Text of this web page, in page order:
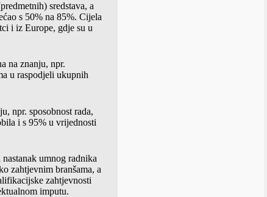
sredstava, a
s 50% na 85%. Cijela
i iz Europe, gdje su u
na znanju, npr.
u raspodjeli ukupnih
npr. sposobnost rada,
i s 95% u vrijednosti
umnog radnika
zahtjevnim branšama, a
zahtjevnosti
imputu.